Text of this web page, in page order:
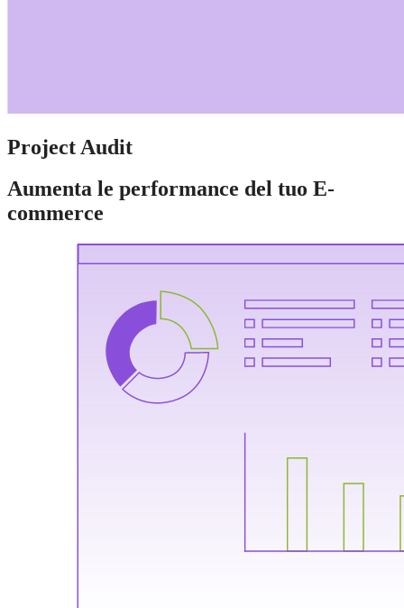
Project Audit
Aumenta le performance del tuo E-
commerce